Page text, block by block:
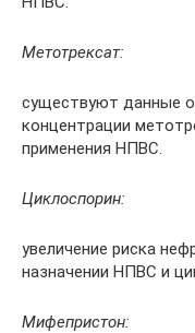
Метотрексат:
существуют данные о
концентрации
применения НПВС.
Циклоспорин:
увеличение риска
назначении НПВС и
Мифепристон: